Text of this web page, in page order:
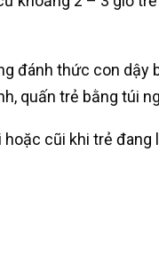
thức con dậy
quấn trẻ bằng túi
cũi khi trẻ